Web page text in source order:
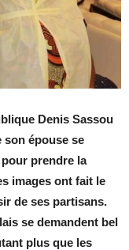
Denis Sassou
son épouse se
prendre la
images ont fait le
de ses partisans.
se demandent bel
plus que les